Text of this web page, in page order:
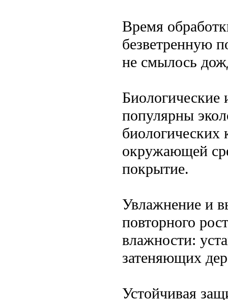
Время
безветренную
не смылось
Биологические
популярны
биологических
окружающей
покрытие.
Увлажнение и
повторного
влажности:
затеняющих
Устойчивая